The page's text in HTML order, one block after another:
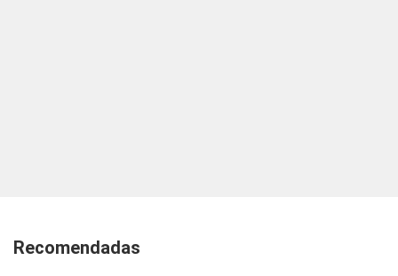
Recomendadas